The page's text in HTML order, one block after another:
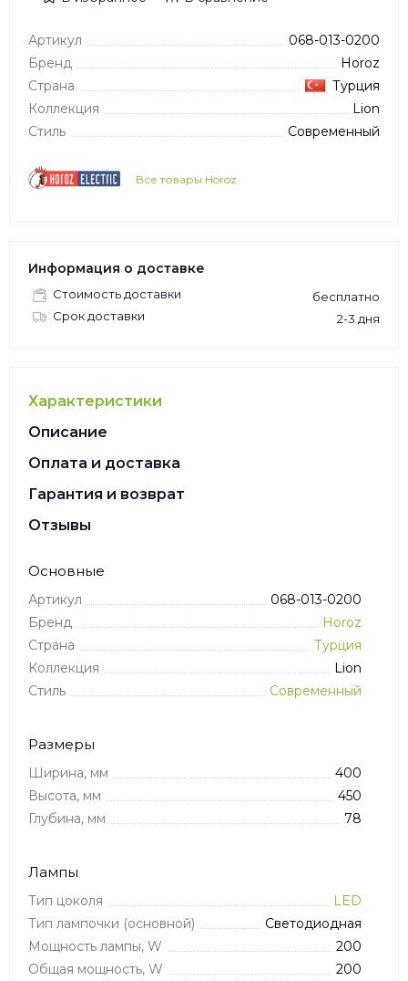
Артикул
068-013-0200
Бренд
Horoz
Страна
Турция
Коллекция
Lion
Стиль
Современный
Все товары Horoz
Информация о доставке
Стоимость доставки
бесплатно
Срок доставки
2-3 дня
Характеристики
Описание
Оплата и доставка
Гарантия и возврат
Отзывы
Основные
Артикул
068-013-0200
Бренд
Horoz
Страна
Турция
Коллекция
Lion
Стиль
Современный
Размеры
Ширина, мм
400
Высота, мм
450
Глубина, мм
78
Лампы
Тип цоколя
LED
Тип лампочки (основной)
Светодиодная
Мощность лампы, W
200
Общая мощность, W
200